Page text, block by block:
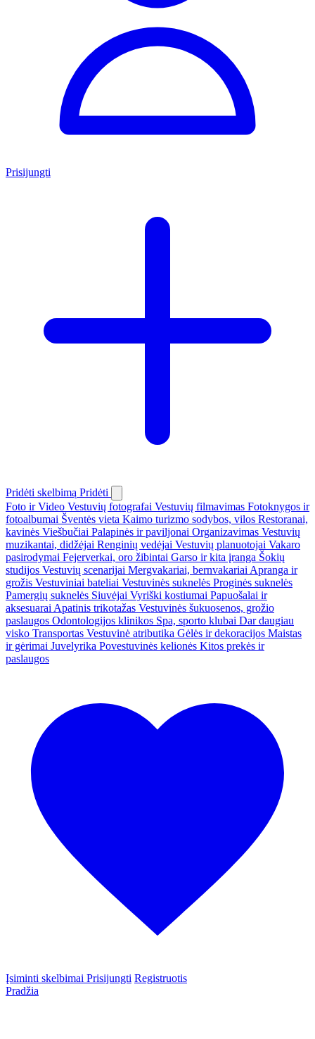
Prisijungti
Pridėti skelbimą Pridėti
Foto ir Video Vestuvių fotografai Vestuvių filmavimas Fotoknygos ir
fotoalbumai Šventės vieta Kaimo turizmo sodybos, vilos Restoranai,
kavinės Viešbučiai Palapinės ir paviljonai Organizavimas Vestuvių
muzikantai, didžėjai Renginių vedėjai Vestuvių planuotojai Vakaro
pasirodymai Fejerverkai, oro žibintai Garso ir kita įranga Šokių
studijos Vestuvių scenarijai Mergvakariai, bernvakariai Apranga ir
grožis Vestuviniai bateliai Vestuvinės suknelės Proginės suknelės
Pamergių suknelės Siuvėjai Vyriški kostiumai Papuošalai ir
aksesuarai Apatinis trikotažas Vestuvinės šukuosenos, grožio
paslaugos Odontologijos klinikos Spa, sporto klubai Dar daugiau
visko Transportas Vestuvinė atributika Gėlės ir dekoracijos Maistas
ir gėrimai Juvelyrika Povestuvinės kelionės Kitos prekės ir
paslaugos
Įsiminti skelbimai Prisijungti Registruotis
Pradžia